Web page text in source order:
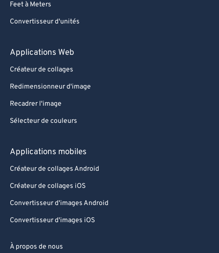
Feet à Meters
Convertisseur d'unités
Applications Web
Créateur de collages
Redimensionneur d'image
Recadrer l'image
Sélecteur de couleurs
Applications mobiles
Créateur de collages Android
Créateur de collages iOS
Convertisseur d'images Android
Convertisseur d'images iOS
À propos de nous